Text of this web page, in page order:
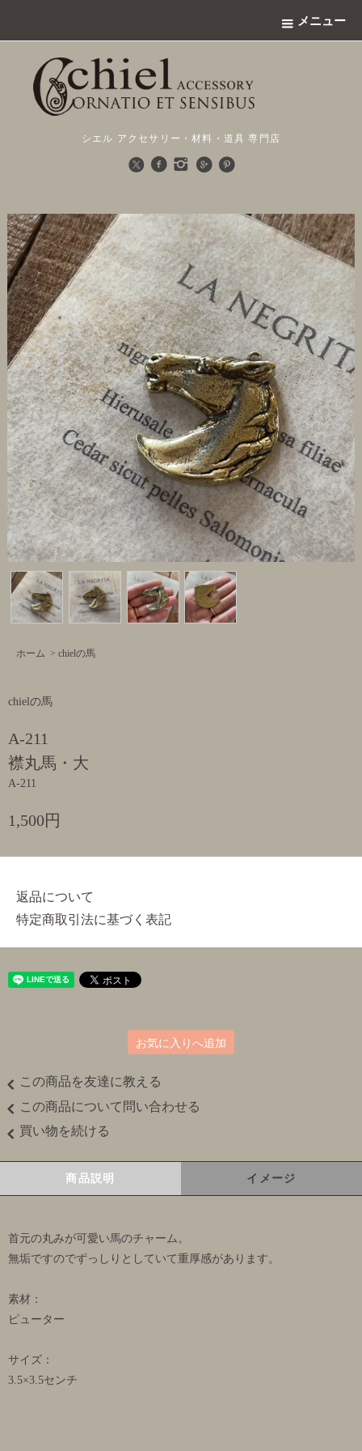
メニュー
シエル アクセサリー・材料・道具 専門店
ホーム > chielの馬
chielの馬
A-211
襟丸馬・大
A-211
1,500円
返品について
特定商取引法に基づく表記
お気に入りへ追加
この商品を友達に教える
この商品について問い合わせる
買い物を続ける
商品説明 イメージ
首元の丸みが可愛い馬のチャーム。
無垢ですのでずっしりとしていて重厚感があります。
素材：
ピューター
サイズ：
3.5×3.5センチ